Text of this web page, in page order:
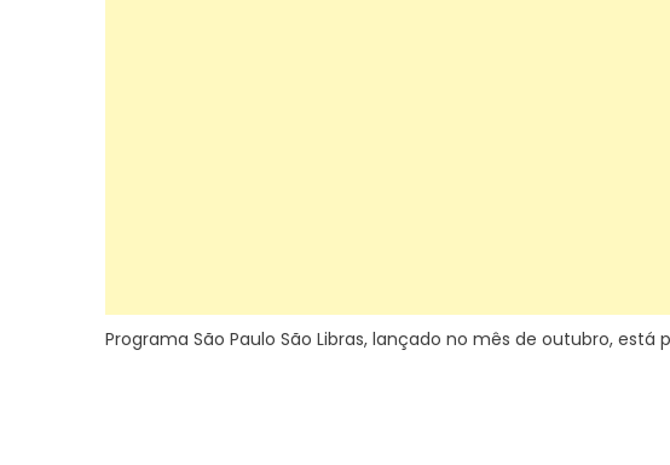
Programa São Paulo São Libras, lançado no mês de outubro,